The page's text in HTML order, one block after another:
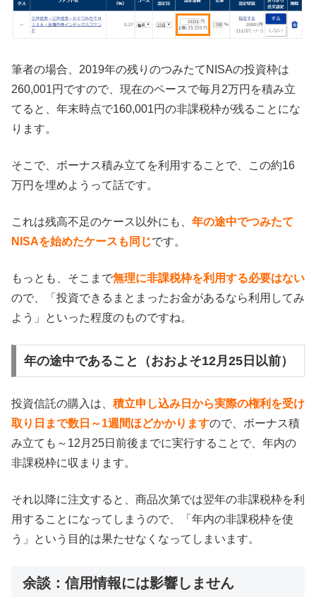
筆者の場合、2019年の残りのつみたてNISAの投資枠は
260,001円ですので、現在のペースで毎月2万円を積み立
てると、年末時点で160,001円の非課税枠が残ることにな
ります。
そこで、ボーナス積み立てを利用することで、この約16
万円を埋めようって話です。
これは残高不足のケース以外にも、 年の途中でつみたて
NISAを始めたケースも同じです。
もっとも、そこまで無理に非課税枠を利用する必要はない
ので、「投資できるまとまったお金があるなら利用してみ
よう」といった程度のものですね。
年の途中であること（おおよそ12月25日以前）
投資信託の購入は、 積立申し込み日から実際の権利を受け
取り日まで数日～1週間ほどかかりますので、ボーナス積
み立ても～12月25日前後までに実行することで、年内の
非課税枠に収まります。
それ以降に注文すると、商品次第では翌年の非課税枠を利
用することになってしまうので、「年内の非課税枠を使
う」という目的は果たせなくなってしまいます。
余談：信用情報には影響しません